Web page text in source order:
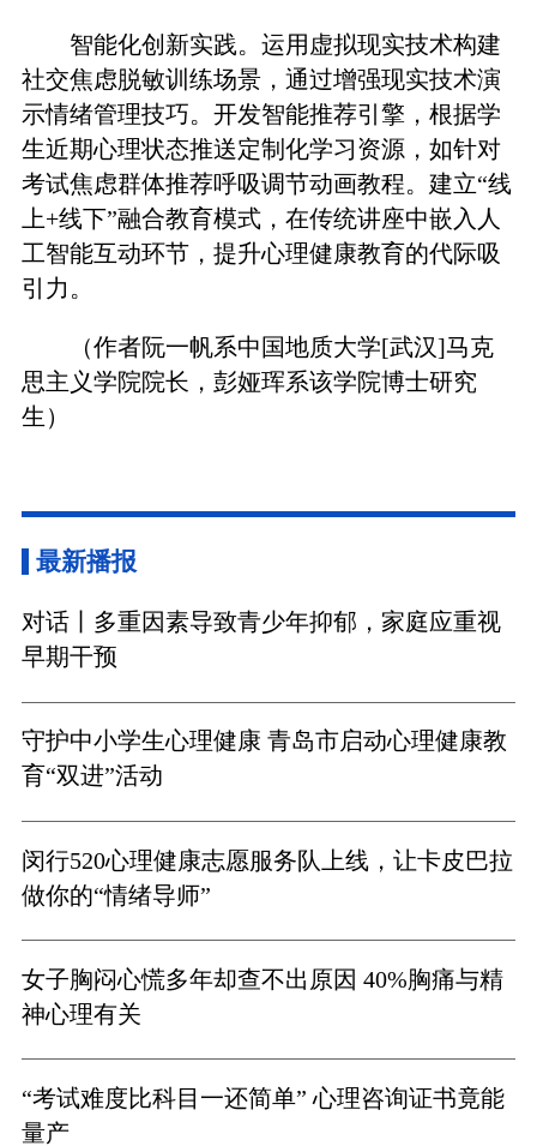
智能化创新实践。运用虚拟现实技术构建
社交焦虑脱敏训练场景，通过增强现实技术演
示情绪管理技巧。开发智能推荐引擎，根据学
生近期心理状态推送定制化学习资源，如针对
考试焦虑群体推荐呼吸调节动画教程。建立“线
上+线下”融合教育模式，在传统讲座中嵌入人
工智能互动环节，提升心理健康教育的代际吸
引力。
（作者阮一帆系中国地质大学[武汉]马克
思主义学院院长，彭娅珲系该学院博士研究
生）
最新播报
对话丨多重因素导致青少年抑郁，家庭应重视
早期干预
守护中小学生心理健康 青岛市启动心理健康教
育“双进”活动
闵行520心理健康志愿服务队上线，让卡皮巴拉
做你的“情绪导师”
女子胸闷心慌多年却查不出原因 40%胸痛与精
神心理有关
“考试难度比科目一还简单” 心理咨询证书竟能
量产